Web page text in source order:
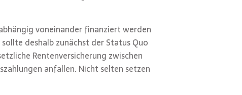
voneinander finanziert werden
deshalb zunächst der Status Quo
Rentenversicherung zwischen
anfallen. Nicht selten setzen